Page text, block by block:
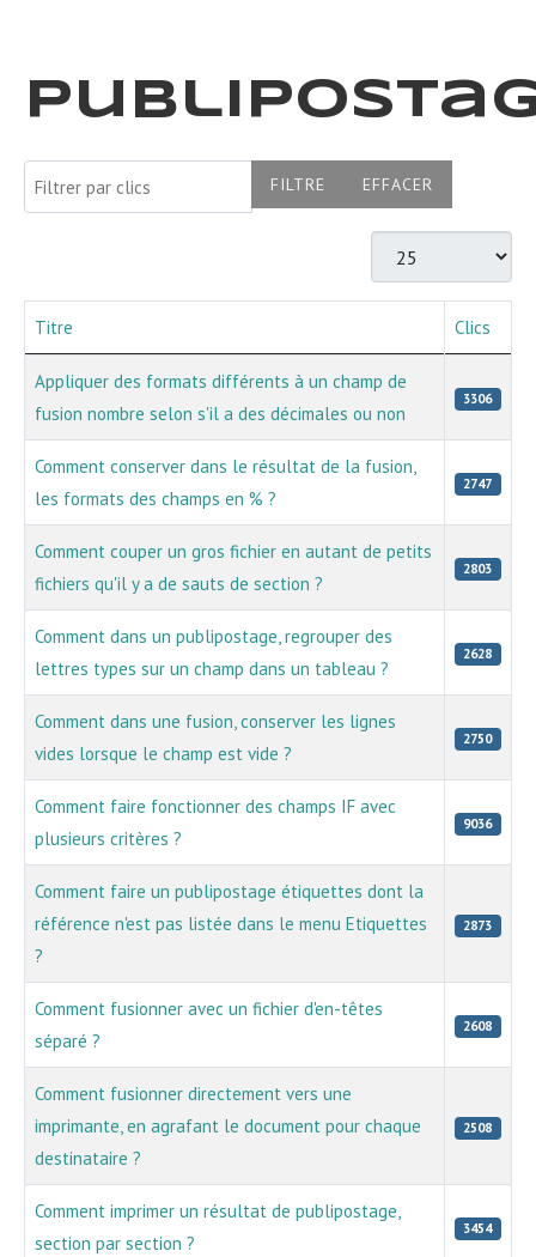
Filtrer par clics FILTRE EFFACER
Afficher #
Articles
Titre Clics
Appliquer des formats différents à un champ de
fusion nombre selon s'il a des décimales ou non
3306
Comment conserver dans le résultat de la fusion,
les formats des champs en % ?
2747
Comment couper un gros fichier en autant de petits
fichiers qu'il y a de sauts de section ?
2803
Comment dans un publipostage, regrouper des
lettres types sur un champ dans un tableau ?
2628
Comment dans une fusion, conserver les lignes
vides lorsque le champ est vide ?
2750
Comment faire fonctionner des champs IF avec
plusieurs critères ?
9036
Comment faire un publipostage étiquettes dont la
référence n'est pas listée dans le menu Etiquettes
?
2873
Comment fusionner avec un fichier d'en-têtes
séparé ?
2608
Comment fusionner directement vers une
imprimante, en agrafant le document pour chaque
destinataire ?
2508
Comment imprimer un résultat de publipostage,
section par section ?
3454